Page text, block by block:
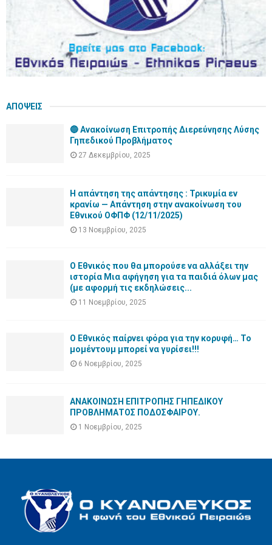
ΑΠΟΨΕΙΣ
🔵 Ανακοίνωση Επιτροπής Διερεύνησης Λύσης
Γηπεδικού Προβλήματος
27 Δεκεμβρίου, 2025
Η απάντηση της απάντησης : Τρικυμία εν
κρανίω — Απάντηση στην ανακοίνωση του
Εθνικού ΟΦΠΦ (12/11/2025)
13 Νοεμβρίου, 2025
Ο Εθνικός που θα μπορούσε να αλλάξει την
ιστορία Μια αφήγηση για τα παιδιά όλων μας
(με αφορμή τις εκδηλώσεις...
11 Νοεμβρίου, 2025
Ο Εθνικός παίρνει φόρα για την κορυφή… Το
μομέντουμ μπορεί να γυρίσει!!!
6 Νοεμβρίου, 2025
ΑΝΑΚΟΙΝΩΣΗ ΕΠΙΤΡΟΠΗΣ ΓΗΠΕΔΙΚΟΥ
ΠΡΟΒΛΗΜΑΤΟΣ ΠΟΔΟΣΦΑΙΡΟΥ.
1 Νοεμβρίου, 2025